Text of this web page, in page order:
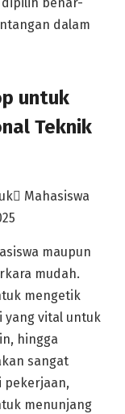
dalam
untuk
Teknik
maupun
mudah.
mengetik
yang vital untuk
hingga
sangat
pekerjaan,
menunjang